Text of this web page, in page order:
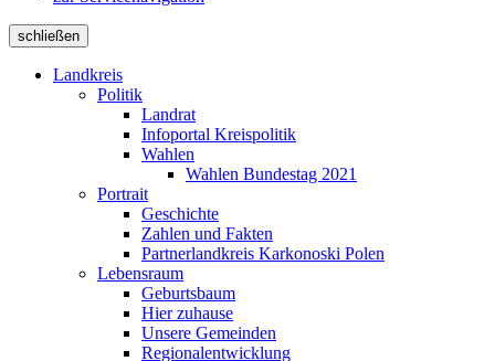
schließen
Landkreis
Politik
Landrat
Infoportal Kreispolitik
Wahlen
Wahlen Bundestag 2021
Portrait
Geschichte
Zahlen und Fakten
Partnerlandkreis Karkonoski Polen
Lebensraum
Geburtsbaum
Hier zuhause
Unsere Gemeinden
Regionalentwicklung